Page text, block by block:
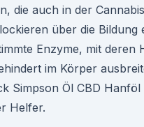
die auch in der
über die Bildung
Enzyme, mit deren
im Körper
Simpson Öl CBD Hanföl
Helfer.